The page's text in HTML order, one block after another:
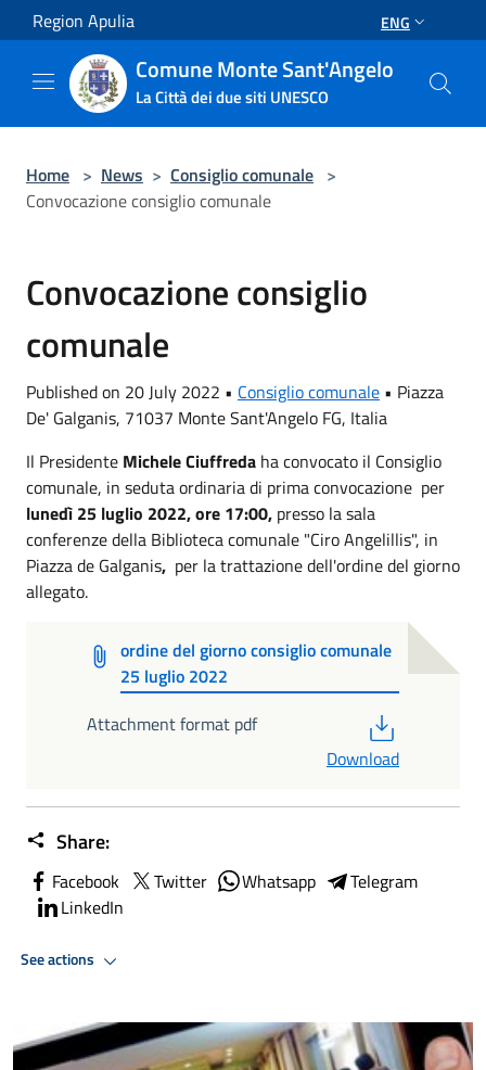
Salta al contenuto principale
Region Apulia ENG
Comune Monte Sant'Angelo
La Città dei due siti UNESCO
Home > News > Consiglio comunale >
Convocazione consiglio comunale
Convocazione consiglio
comunale
Published on 20 July 2022 • Consiglio comunale • Piazza
De' Galganis, 71037 Monte Sant'Angelo FG, Italia
Il Presidente Michele Ciuffreda ha convocato il Consiglio
comunale, in seduta ordinaria di prima convocazione per
lunedì 25 luglio 2022, ore 17:00, presso la sala
conferenze della Biblioteca comunale "Ciro Angelillis", in
Piazza de Galganis, per la trattazione dell'ordine del giorno
allegato.
ordine del giorno consiglio comunale
25 luglio 2022
Attachment format pdf
Download
Share:
Facebook Twitter Whatsapp
Telegram
LinkedIn
See actions